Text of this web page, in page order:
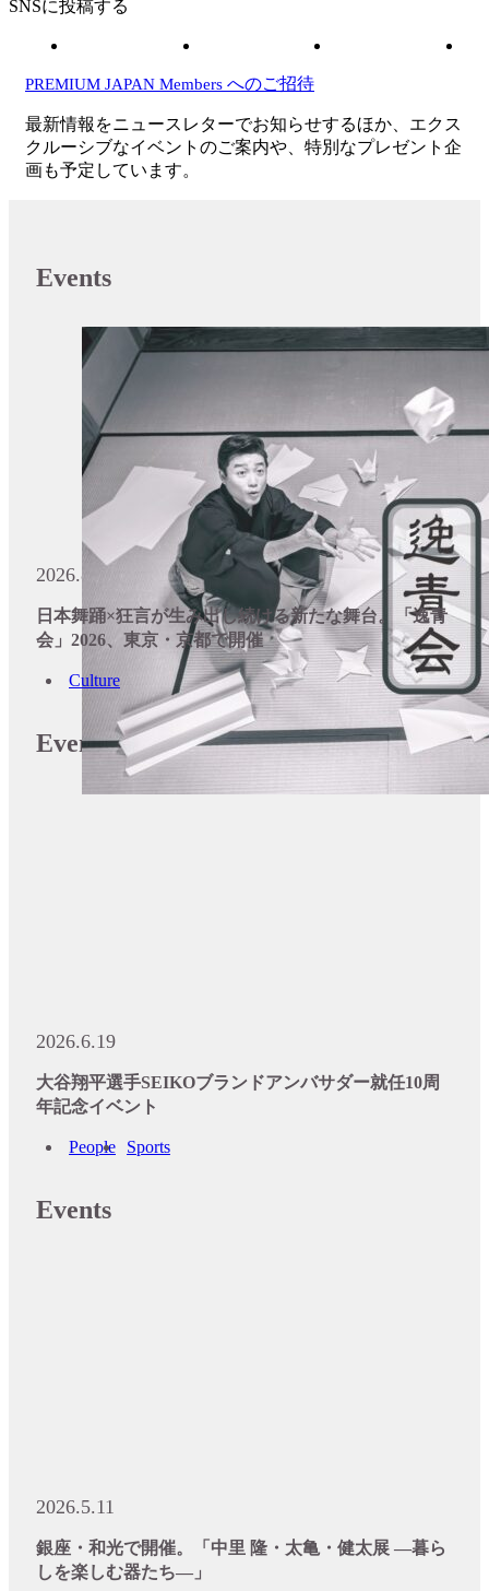
SNSに投稿する
PREMIUM JAPAN Members へのご招待
最新情報をニュースレターでお知らせするほか、エクス
クルーシブなイベントのご案内や、特別なプレゼント企
画も予定しています。
Events
2026.8.6
日本舞踊×狂言が生み出し続ける新たな舞台。「逸青
会」2026、東京・京都で開催
Culture
Events
2026.6.19
大谷翔平選手SEIKOブランドアンバサダー就任10周
年記念イベント
People Sports
Events
2026.5.11
銀座・和光で開催。「中里 隆・太亀・健太展 ―暮ら
しを楽しむ器たち―」